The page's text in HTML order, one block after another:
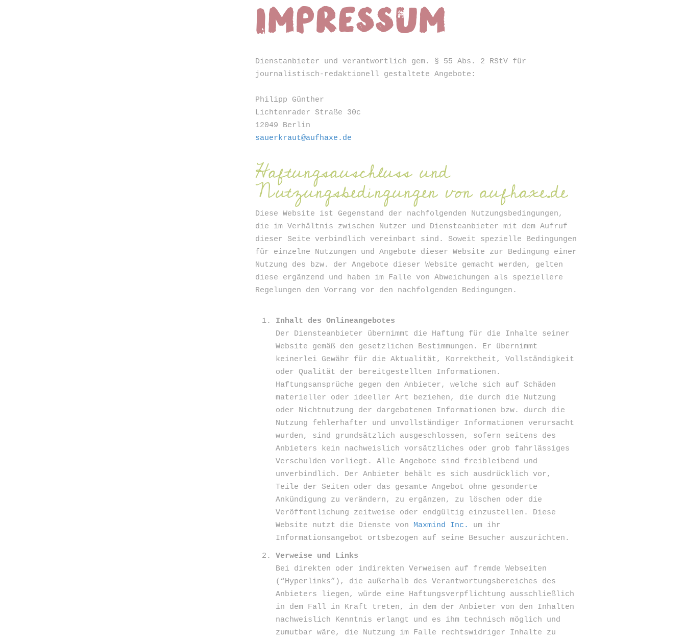
Impressum
Dienstanbieter und verantwortlich gem. § 55 Abs. 2 RStV für
journalistisch-redaktionell gestaltete Angebote:
Philipp Günther
Lichtenrader Straße 30c
12049 Berlin
sauerkraut@aufhaxe.de
Haftungsauschluss und
Nutzungsbedingungen von aufhaxe.de
Diese Website ist Gegenstand der nachfolgenden Nutzungsbedingungen,
die im Verhältnis zwischen Nutzer und Diensteanbieter mit dem Aufruf
dieser Seite verbindlich vereinbart sind. Soweit spezielle Bedingungen
für einzelne Nutzungen und Angebote dieser Website zur Bedingung einer
Nutzung des bzw. der Angebote dieser Website gemacht werden, gelten
diese ergänzend und haben im Falle von Abweichungen als speziellere
Regelungen den Vorrang vor den nachfolgenden Bedingungen.
Inhalt des Onlineangebotes
Der Diensteanbieter übernimmt die Haftung für die Inhalte seiner
Website gemäß den gesetzlichen Bestimmungen. Er übernimmt
keinerlei Gewähr für die Aktualität, Korrektheit, Vollständigkeit
oder Qualität der bereitgestellten Informationen.
Haftungsansprüche gegen den Anbieter, welche sich auf Schäden
materieller oder ideeller Art beziehen, die durch die Nutzung
oder Nichtnutzung der dargebotenen Informationen bzw. durch die
Nutzung fehlerhafter und unvollständiger Informationen verursacht
wurden, sind grundsätzlich ausgeschlossen, sofern seitens des
Anbieters kein nachweislich vorsätzliches oder grob fahrlässiges
Verschulden vorliegt. Alle Angebote sind freibleibend und
unverbindlich. Der Anbieter behält es sich ausdrücklich vor,
Teile der Seiten oder das gesamte Angebot ohne gesonderte
Ankündigung zu verändern, zu ergänzen, zu löschen oder die
Veröffentlichung zeitweise oder endgültig einzustellen. Diese
Website nutzt die Dienste von Maxmind Inc.
um ihr
Informationsangebot ortsbezogen auf seine Besucher auszurichten.
Verweise und Links
Bei direkten oder indirekten Verweisen auf fremde Webseiten
(“Hyperlinks”), die außerhalb des Verantwortungsbereiches des
Anbieters liegen, würde eine Haftungsverpflichtung ausschließlich
in dem Fall in Kraft treten, in dem der Anbieter von den Inhalten
nachweislich Kenntnis erlangt und es ihm technisch möglich und
zumutbar wäre, die Nutzung im Falle rechtswidriger Inhalte zu